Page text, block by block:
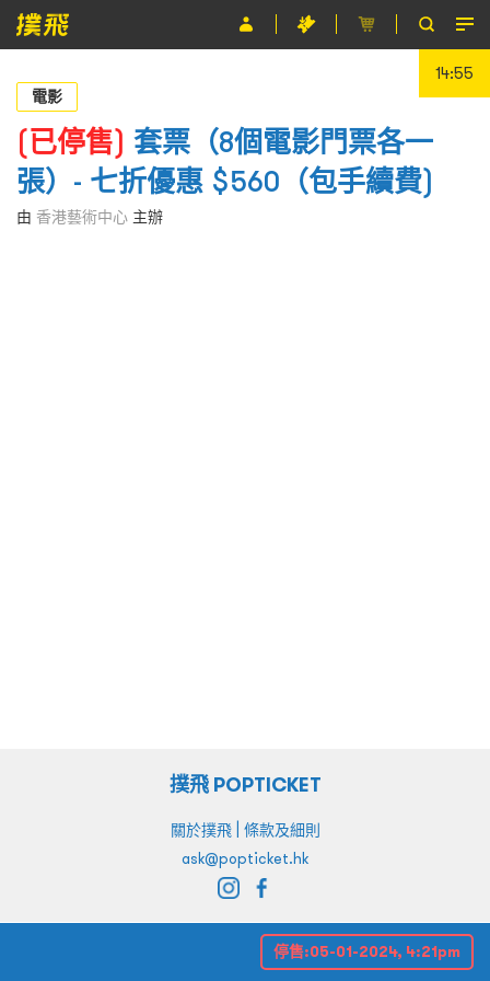
節目
主辦單位
關於撲飛
條款及細則
14:55
電影
(已停售) 套票（8個電影門票各一
張）- 七折優惠 $560（包手續費)
由 香港藝術中心 主辦
停售:05-01-2024, 4:21pm
撲飛 POPTICKET
關於撲飛| 條款及細則
ask@popticket.hk